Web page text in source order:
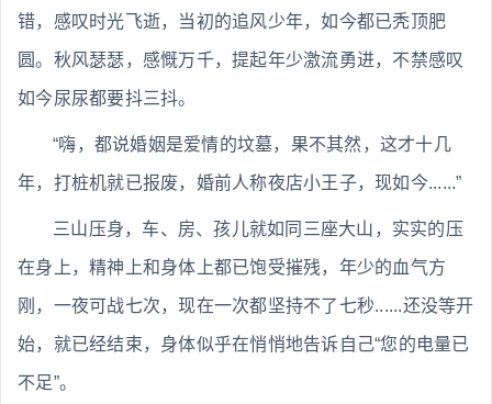
错，感叹时光飞逝，当初的追风少年，如今都已秃顶肥
圆。秋风瑟瑟，感慨万千，提起年少激流勇进，不禁感叹
如今尿尿都要抖三抖。
“嗨，都说婚姻是爱情的坟墓，果不其然，这才十几
年，打桩机就已报废，婚前人称夜店小王子，现如今......”
三山压身，车、房、孩儿就如同三座大山，实实的压
在身上，精神上和身体上都已饱受摧残，年少的血气方
刚，一夜可战七次，现在一次都坚持不了七秒......还没等开
始，就已经结束，身体似乎在悄悄地告诉自己“您的电量已
不足”。